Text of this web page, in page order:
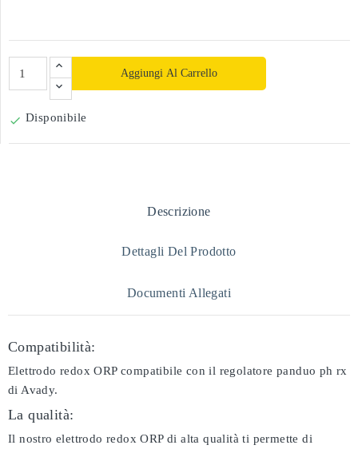
Aggiungi Al Carrello
 Disponibile
Descrizione
Dettagli Del Prodotto
Documenti Allegati
Compatibilità:
Elettrodo redox ORP compatibile con il regolatore panduo ph rx
di Avady.
La qualità:
Il nostro elettrodo redox ORP di alta qualità ti permette di